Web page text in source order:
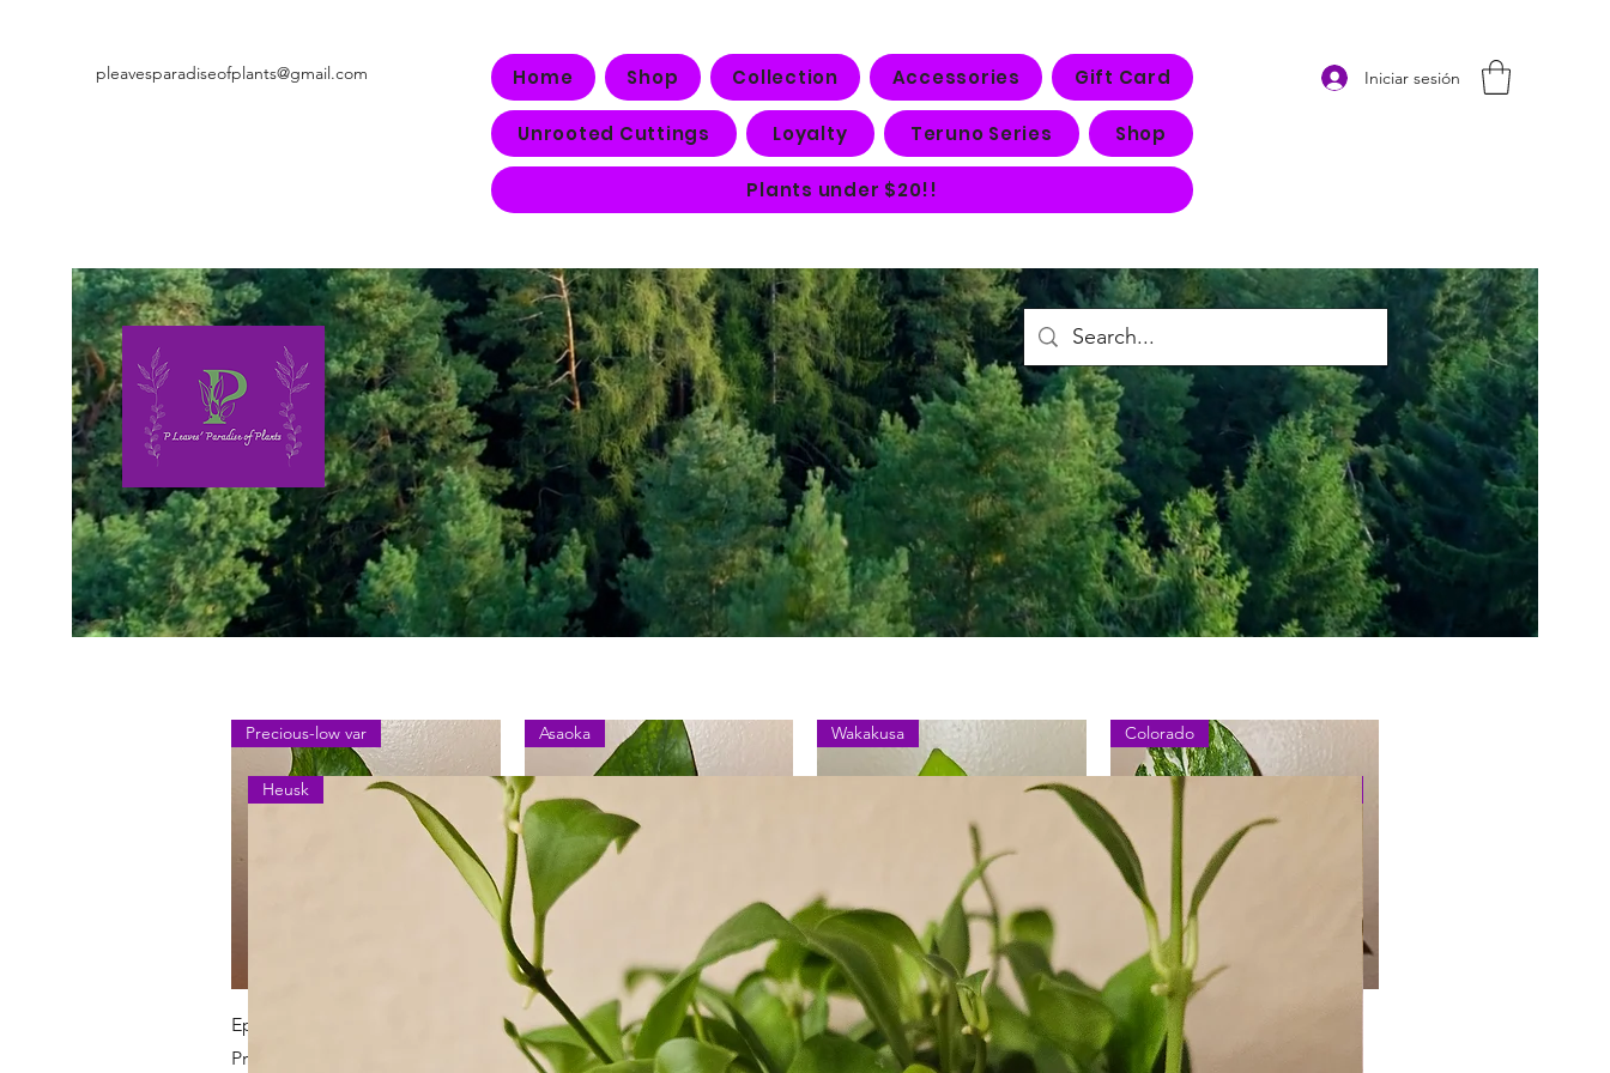
pleavesparadiseofplants@gmail.com Home Shop Collection Accessories Gift Card
Unrooted Cuttings Loyalty Teruno Series Shop
Plants under $20!!
Iniciar sesión
Precious-low var
Epipremnum Aureum Teruno
Precious
Vista rápida
Asaoka
Epipremnum Aureum Asaoka
Perfect Green
Vista rápida
Wakakusa
Epipremnum Aureum
Wakakusa
Colorado
Epipremnum Aureum
Colorado Constellation
Heusk